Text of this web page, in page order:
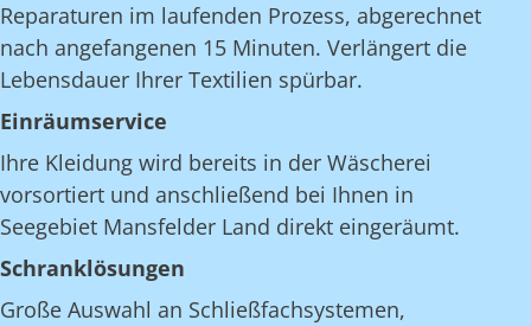
Reparaturen im laufenden Prozess, abgerechnet
nach angefangenen 15 Minuten. Verlängert die
Lebensdauer Ihrer Textilien spürbar.
Einräumservice
Ihre Kleidung wird bereits in der Wäscherei
vorsortiert und anschließend bei Ihnen in
Seegebiet Mansfelder Land direkt eingeräumt.
Schranklösungen
Große Auswahl an Schließfachsystemen,